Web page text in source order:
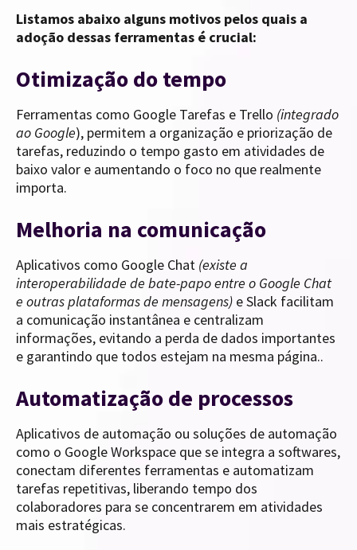
Listamos abaixo alguns motivos pelos quais a
adoção dessas ferramentas é crucial:
Otimização do tempo
Ferramentas como Google Tarefas e Trello (integrado
ao Google), permitem a organização e priorização de
tarefas, reduzindo o tempo gasto em atividades de
baixo valor e aumentando o foco no que realmente
importa.
Melhoria na comunicação
Aplicativos como Google Chat (existe a
interoperabilidade de bate-papo entre o Google Chat
e outras plataformas de mensagens) e Slack facilitam
a comunicação instantânea e centralizam
informações, evitando a perda de dados importantes
e garantindo que todos estejam na mesma página..
Automatização de processos
Aplicativos de automação ou soluções de automação
como o Google Workspace que se integra a softwares,
conectam diferentes ferramentas e automatizam
tarefas repetitivas, liberando tempo dos
colaboradores para se concentrarem em atividades
mais estratégicas.